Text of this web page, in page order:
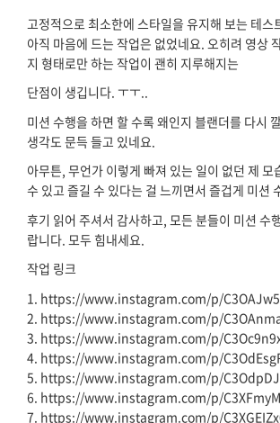
고정적으로 최소한에 스타일을 유지해 보는 테스
아직 마음에 드는 작업은 없었네요. 오히려 영상
지 형태로만 하는 작업이 괜히 지루해지는
단점이 생깁니다. ㅜㅜ..
미션 수행을 하면 할 수록 왜인지 블랜더를 다시
생각도 문득 들고 있네요.
아무튼, 무언가 이렇게 빠져 있는 일이 없던 제 모
수 있고 즐길 수 있다는 걸 느끼면서 즐겁게 미션
후기 읽어 주셔서 감사하고, 모든 분들이 미션 수
랍니다. 모두 힘내세요.
작업 링크
1. https://www.instagram.com/p/
2. https://www.instagram.com/p/
3. https://www.instagram.com/p/
4. https://www.instagram.com/p/
5. https://www.instagram.com/p/
6. https://www.instagram.com/p/
7. https://www.instagram.com/p/